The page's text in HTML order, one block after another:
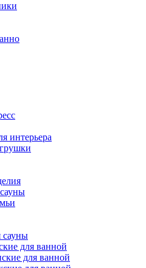
интерьера
сауны
для ванной
для ванной